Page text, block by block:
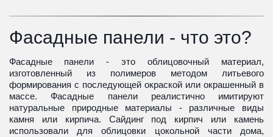
Фасадные панели - что это?
Фасадные панели - это облицовочный материал,
изготовленный из полимеров методом литьевого
формирования с последующей окраской или окрашенный в
массе. Фасадные панели реалистично имитируют
натуральные природные материалы - различные виды
камня или кирпича. Сайдинг под кирпич или камень
использовали для облицовки цокольной части дома,